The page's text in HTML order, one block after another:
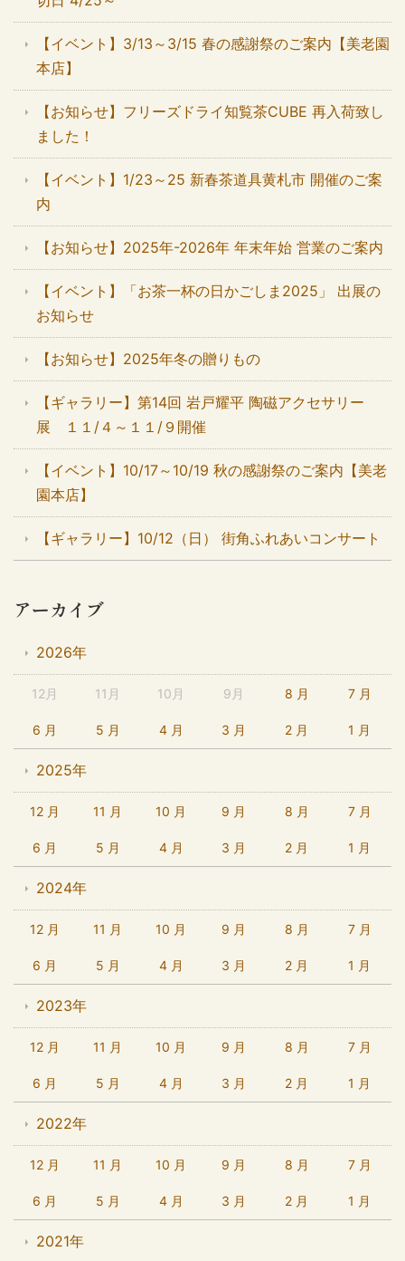
【イベント】3/13～3/15 春の感謝祭のご案内【美老園
本店】
【お知らせ】フリーズドライ知覧茶CUBE 再入荷致し
ました！
【イベント】1/23～25 新春茶道具黄札市 開催のご案
内
【お知らせ】2025年-2026年 年末年始 営業のご案内
【イベント】「お茶一杯の日かごしま2025」 出展の
お知らせ
【お知らせ】2025年冬の贈りもの
【ギャラリー】第14回 岩戸耀平 陶磁アクセサリー
展 １１/４～１１/９開催
【イベント】10/17～10/19 秋の感謝祭のご案内【美老
園本店】
【ギャラリー】10/12（日） 街角ふれあいコンサート
アーカイブ
2026年
12月 11月 10月 9月 8 月 7 月
6 月 5 月 4 月 3 月 2 月 1 月
2025年
12 月 11 月 10 月 9 月 8 月 7 月
6 月 5 月 4 月 3 月 2 月 1 月
2024年
12 月 11 月 10 月 9 月 8 月 7 月
6 月 5 月 4 月 3 月 2 月 1 月
2023年
12 月 11 月 10 月 9 月 8 月 7 月
6 月 5 月 4 月 3 月 2 月 1 月
2022年
12 月 11 月 10 月 9 月 8 月 7 月
6 月 5 月 4 月 3 月 2 月 1 月
2021年